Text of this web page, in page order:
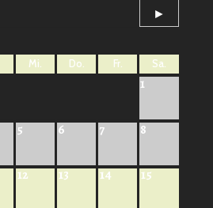
►
Mi. Do. Fr. Sa.
1
5 6 7 8
12 13 14 15